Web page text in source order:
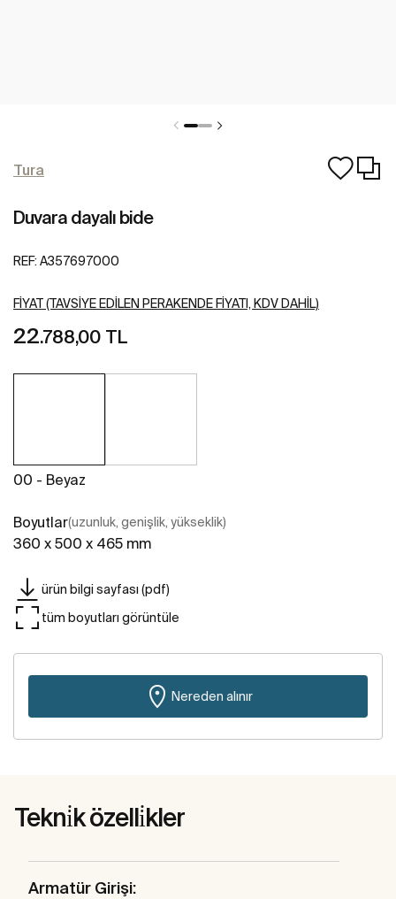
Tura
Duvara dayalı bide
REF: A357697000
FIYAT (TAVSIYE EDILEN PERAKENDE FIYATI, KDV DAHIL)
22.788,00 TL
00 - Beyaz
Boyutlar(uzunluk, genişlik, yükseklik)
360 x 500 x 465 mm
ürün bilgi sayfası (pdf)
tüm boyutları görüntüle
Nereden alınır
Tekni̇k özelli̇kler
Armatür Girişi: